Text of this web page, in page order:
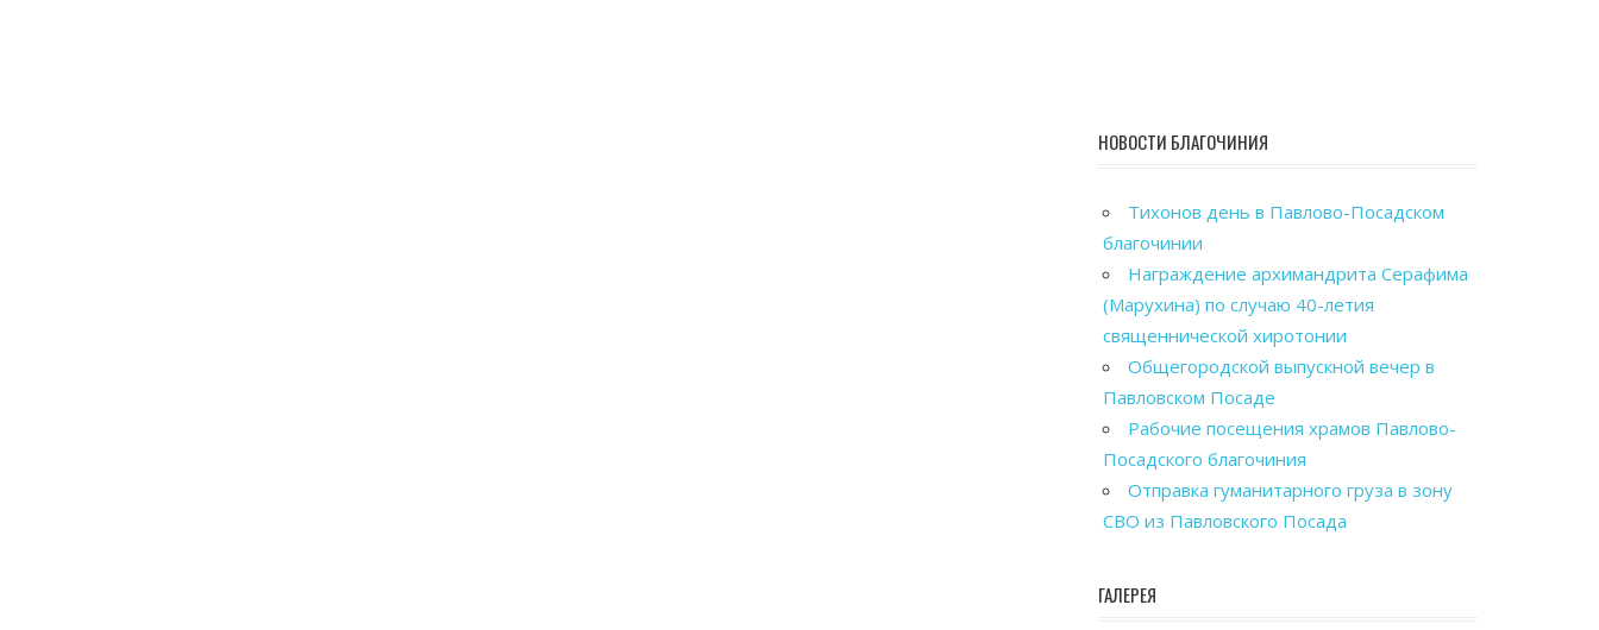
НОВОСТИ БЛАГОЧИНИЯ
Тихонов день в Павлово-Посадском
благочинии
Награждение архимандрита Серафима
(Марухина) по случаю 40-летия
священнической хиротонии
Общегородской выпускной вечер в
Павловском Посаде
Рабочие посещения храмов Павлово-
Посадского благочиния
Отправка гуманитарного груза в зону
СВО из Павловского Посада
ГАЛЕРЕЯ